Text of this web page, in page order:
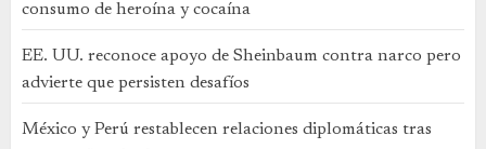
consumo de heroína y cocaína
EE. UU. reconoce apoyo de Sheinbaum contra narco pero
advierte que persisten desafíos
México y Perú restablecen relaciones diplomáticas tras